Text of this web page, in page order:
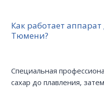
Как работает
Тюмени?
Специальная
сахар до плавления,